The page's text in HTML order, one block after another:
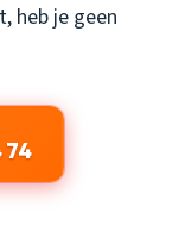
heb je geen
74